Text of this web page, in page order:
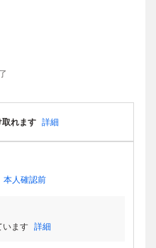
取れます 詳細
本人確認前
います 詳細